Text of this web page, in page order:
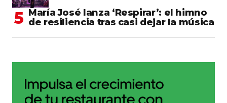
María José lanza ‘Respirar’: el himno
de resiliencia tras casi dejar la música